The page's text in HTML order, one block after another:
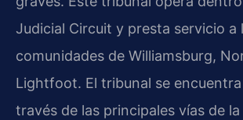
Judicial Circuit y presta servicio a
comunidades de Williamsburg,
Lightfoot. El tribunal se
través de las principales vías de